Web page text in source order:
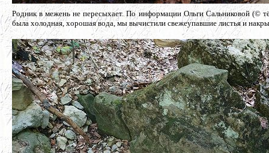
Родник в межень не пересыхает. По информации Ольги Сальниковой (©
была холодная, хорошая вода, мы вычистили свежеупавшие листья и